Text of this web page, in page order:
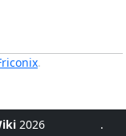
.
2026 .